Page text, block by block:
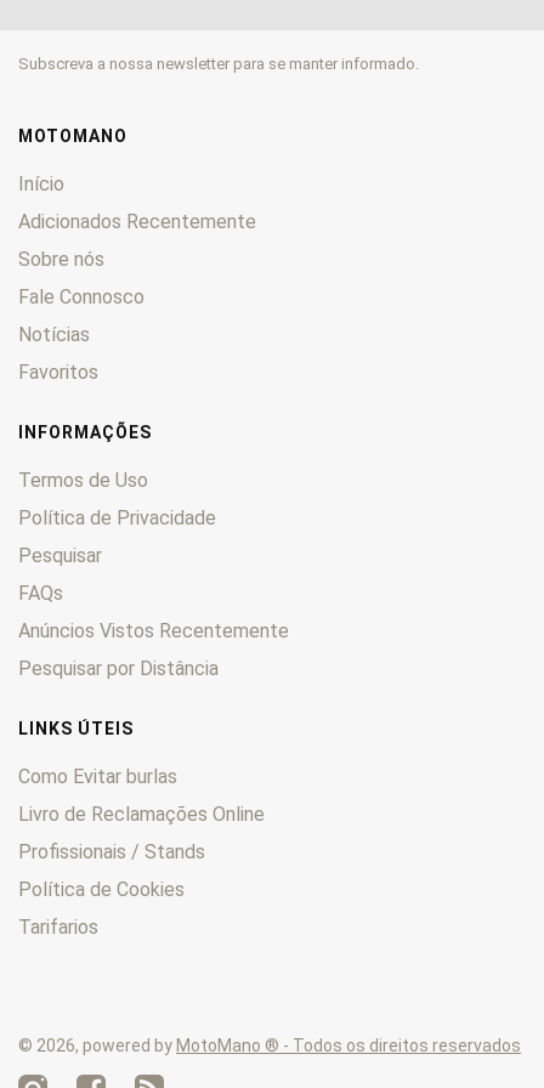
GS 0
GSR 0
GSX-R
GT 0
GV 0
GZ 0
Hayabusa
Inazuma 250
JR 0
King 0
LS 0
LT 0
LT-F500 0
LT-R
M 0
QuadRacer 0
QuadRunner 0
Quadsport 0
RE 0
RF 0
RK 0
RM 0
Subscreva a nossa newsletter para se manter informado.
MOTOMANO
Início
Adicionados Recentemente
Sobre nós
Fale Connosco
Notícias
Favoritos
INFORMAÇÕES
Termos de Uso
Política de Privacidade
Pesquisar
FAQs
Anúncios Vistos Recentemente
Pesquisar por Distância
LINKS ÚTEIS
Como Evitar burlas
Livro de Reclamações Online
Profissionais / Stands
Política de Cookies
Tarifarios
© 2026, powered by MotoMano ® - Todos os direitos reservados